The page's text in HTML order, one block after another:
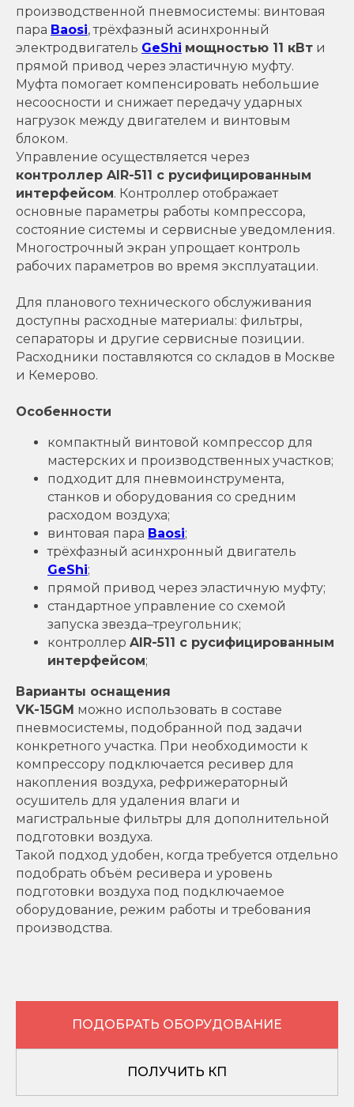
производственной пневмосистемы: винтовая
пара Baosi, трёхфазный асинхронный
электродвигатель GeShi мощностью 11 кВт и
прямой привод через эластичную муфту.
Муфта помогает компенсировать небольшие
несоосности и снижает передачу ударных
нагрузок между двигателем и винтовым
блоком.
Управление осуществляется через
контроллер AIR-511 с русифицированным
интерфейсом. Контроллер отображает
основные параметры работы компрессора,
состояние системы и сервисные уведомления.
Многострочный экран упрощает контроль
рабочих параметров во время эксплуатации.
Для планового технического обслуживания
доступны расходные материалы: фильтры,
сепараторы и другие сервисные позиции.
Расходники поставляются со складов в Москве
и Кемерово.
Особенности
компактный винтовой компрессор для
мастерских и производственных участков;
подходит для пневмоинструмента,
станков и оборудования со средним
расходом воздуха;
винтовая пара Baosi;
трёхфазный асинхронный двигатель
GeShi;
прямой привод через эластичную муфту;
стандартное управление со схемой
запуска звезда–треугольник;
контроллер AIR-511 с русифицированным
интерфейсом;
Варианты оснащения
VK-15GM можно использовать в составе
пневмосистемы, подобранной под задачи
конкретного участка. При необходимости к
компрессору подключается ресивер для
накопления воздуха, рефрижераторный
осушитель для удаления влаги и
магистральные фильтры для дополнительной
подготовки воздуха.
Такой подход удобен, когда требуется отдельно
подобрать объём ресивера и уровень
подготовки воздуха под подключаемое
оборудование, режим работы и требования
производства.
ПОДОБРАТЬ ОБОРУДОВАНИЕ
ПОЛУЧИТЬ КП